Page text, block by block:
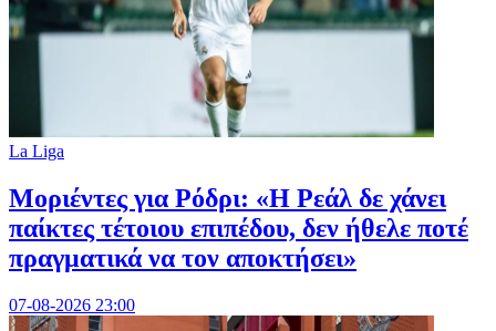
La Liga
Μοριέντες για Ρόδρι: «Η Ρεάλ δε χάνει
παίκτες τέτοιου επιπέδου, δεν ήθελε ποτέ
πραγματικά να τον αποκτήσει»
07-08-2026 23:00